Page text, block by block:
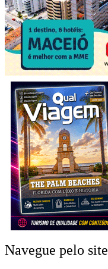
Navegue pelo site